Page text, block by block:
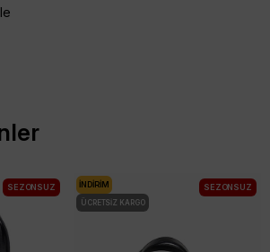
SEZONSUZ İNDIRIM
ÜCRETSIZ KARGO
SEZONSUZ